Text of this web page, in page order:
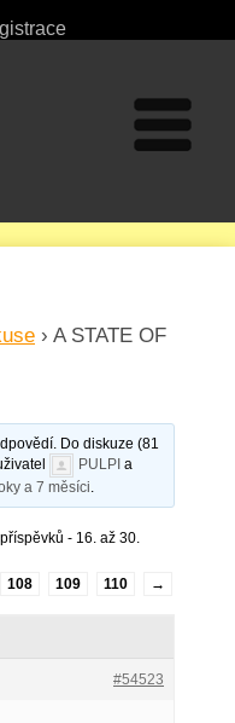
› A STATE OF
Do diskuze (81
PULPI a
a 7 měsíci.
- 16. až 30.
108 109 110 →
#54523